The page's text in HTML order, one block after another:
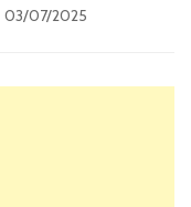
03/07/2025